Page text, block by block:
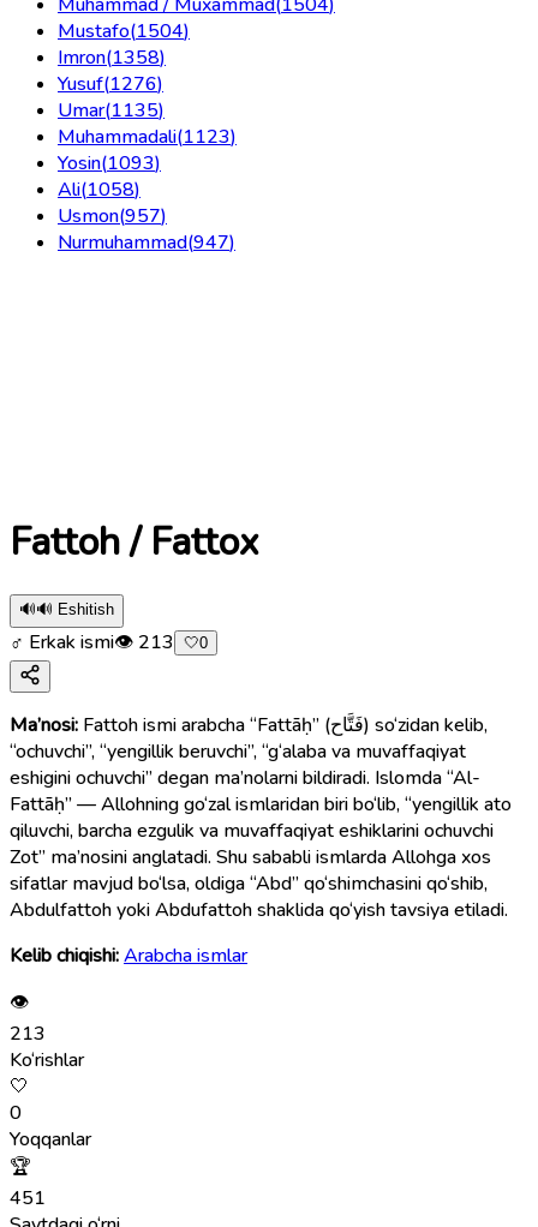
Mustafo(1504)
Imron(1358)
Yusuf(1276)
Umar(1135)
Muhammadali(1123)
Yosin(1093)
Ali(1058)
Usmon(957)
Nurmuhammad(947)
Fattoh / Fattox
🔊🔊 Eshitish
♂ Erkak ismi👁 213 🤍0
Ma’nosi: Fattoh ismi arabcha “Fattāḥ” (فَتَّاح) so‘zidan kelib,
“ochuvchi”, “yengillik beruvchi”, “g‘alaba va muvaffaqiyat
eshigini ochuvchi” degan ma’nolarni bildiradi. Islomda “Al-
Fattāḥ” — Allohning go‘zal ismlaridan biri bo‘lib, “yengillik ato
qiluvchi, barcha ezgulik va muvaffaqiyat eshiklarini ochuvchi
Zot” ma’nosini anglatadi. Shu sababli ismlarda Allohga xos
sifatlar mavjud bo‘lsa, oldiga “Abd” qo‘shimchasini qo‘shib,
Abdulfattoh yoki Abdufattoh shaklida qo‘yish tavsiya etiladi.
Kelib chiqishi:Arabcha ismlar
👁
213
Ko‘rishlar
🤍
0
Yoqqanlar
🏆
451